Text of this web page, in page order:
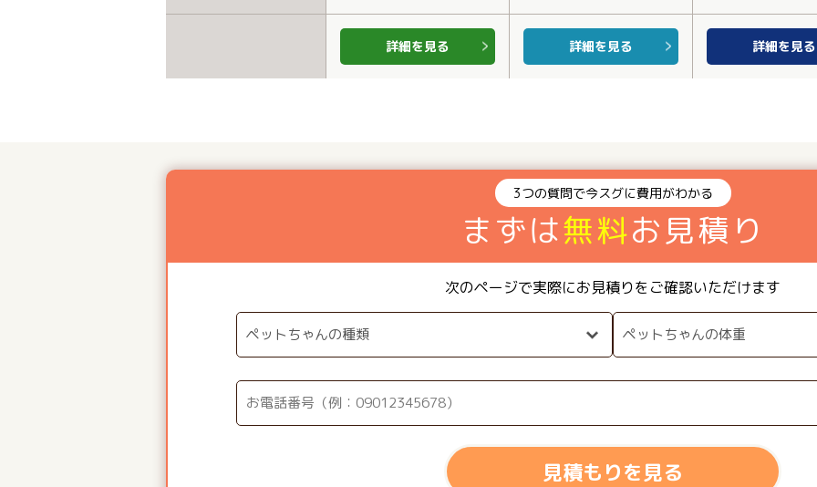
詳細を見る 詳細を見る 詳細を見る
3つの質問で今スグに費用がわかる
まずは無料お見積り
次のページで実際にお見積りをご確認いただけます
見積もりを見る